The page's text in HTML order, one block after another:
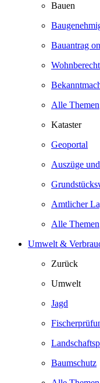
Bauen
Bauantrag
Alle Themen
Kataster
Geoportal
Auszüge
Amtlicher
Alle Themen
Umwelt &
Zurück
Umwelt
Jagd
Baumschutz